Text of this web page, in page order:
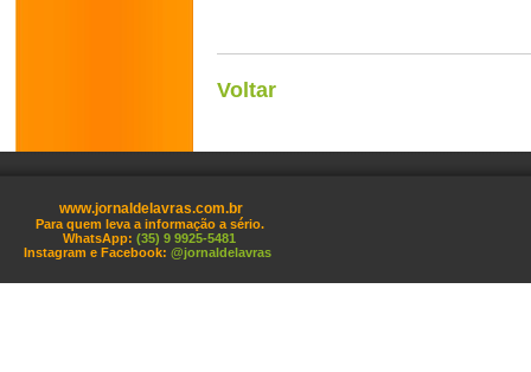
Voltar
www.jornaldelavras.com.br
Para quem leva a informação a sério.
WhatsApp: (35) 9 9925-5481
Instagram e Facebook: @jornaldelavras